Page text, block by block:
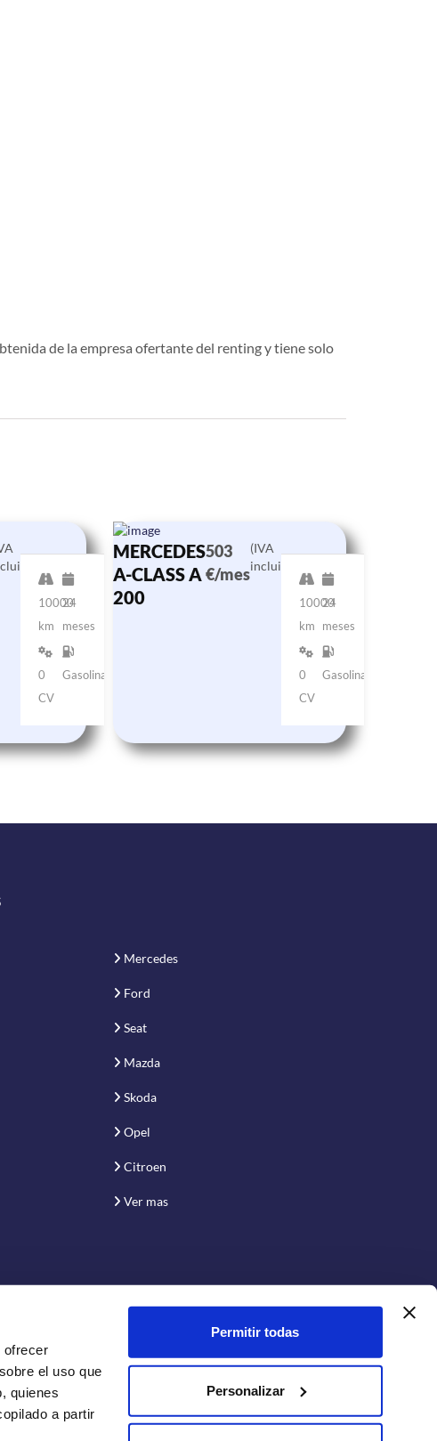
ofrecer
el uso que
quienes
a partir
Permitir todas
Personalizar
de la empresa ofertante del renting y tiene solo
10000
km
24
meses
0
CV
Gasolina
MERCEDES
A-CLASS A
200
503
€/mes
(IVA
incluido)
10000
km
24
meses
0
CV
Gasolina
Mercedes
Ford
Seat
Mazda
Skoda
Opel
Citroen
Ver mas
Conecta con nosotros: